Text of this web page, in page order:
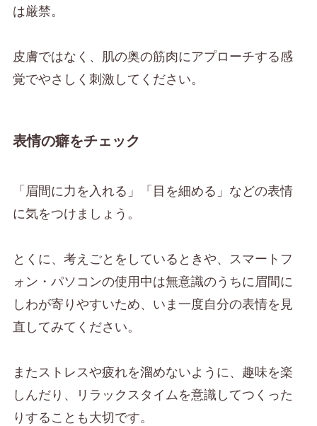
は厳禁。
皮膚ではなく、肌の奥の筋肉にアプローチする感
覚でやさしく刺激してください。
表情の癖をチェック
「眉間に力を入れる」「目を細める」などの表情
に気をつけましょう。
とくに、考えごとをしているときや、スマートフ
ォン・パソコンの使用中は無意識のうちに眉間に
しわが寄りやすいため、いま一度自分の表情を見
直してみてください。
またストレスや疲れを溜めないように、趣味を楽
しんだり、リラックスタイムを意識してつくった
りすることも大切です。